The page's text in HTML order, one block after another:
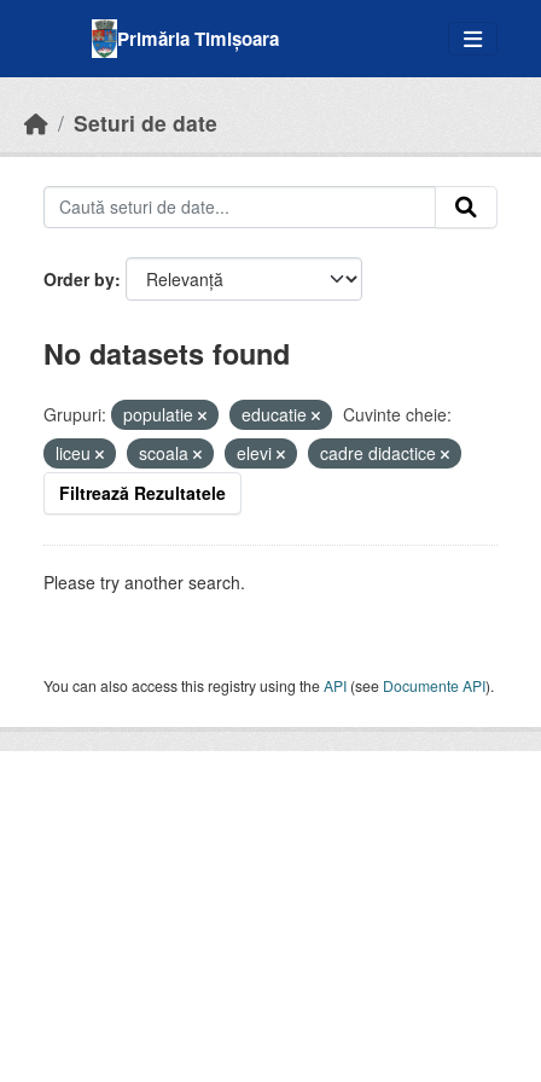
Primăria Timișoara
Seturi de date
Order by
No datasets found
Grupuri: populatie educatie
Cuvinte cheie:
liceu
scoala elevi
cadre didactice
Filtrează Rezultatele
Please try another search.
You can also access this registry using theAPI (see Documente API).